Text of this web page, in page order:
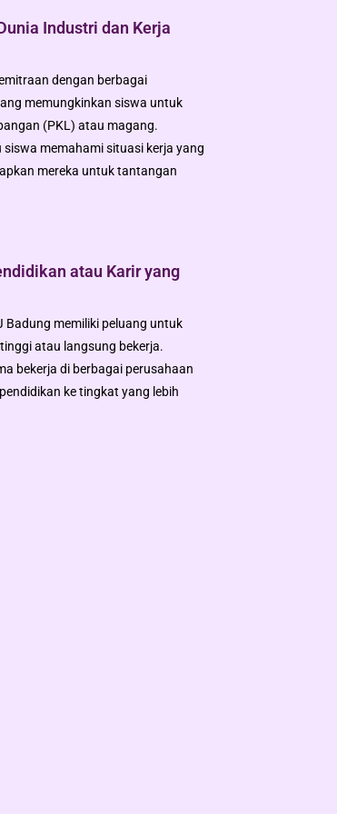
Industri dan Kerja
dengan berbagai
memungkinkan siswa untuk
(PKL) atau magang.
memahami situasi kerja yang
mereka untuk tantangan
atau Karir yang
Badung memiliki peluang untuk
atau langsung bekerja.
bekerja di berbagai perusahaan
ke tingkat yang lebih